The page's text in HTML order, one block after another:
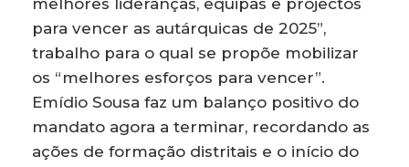
para vencer as autárquicas de 2025”,
trabalho para o qual se propõe mobilizar
os “melhores esforços para vencer”.
Emídio Sousa faz um balanço positivo do
mandato agora a terminar, recordando as
ações de formação distritais e o início do